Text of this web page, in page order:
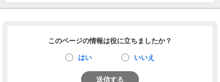
このページの情報は役に立ちましたか？
はい いいえ
送信する